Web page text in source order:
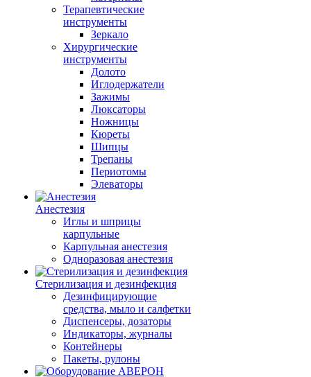
Терапевтические
инструменты
Зеркало
Хирургические
инструменты
Долото
Иглодержатели
Зажимы
Люксаторы
Ножницы
Кюреты
Шипцы
Трепаны
Периотомы
Элеваторы
Анестезия
Иглы и шприцы
карпульные
Карпульная анестезия
Одноразовая анестезия
Стерилизация и дезинфекция
Дезинфицирующие
средства, мыло и салфетки
Диспенсеры, дозаторы
Индикаторы, журналы
Контейнеры
Пакеты, рулоны